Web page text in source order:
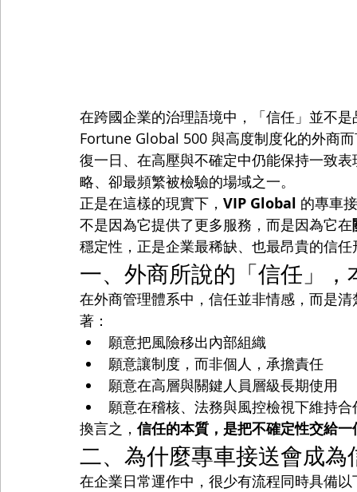
在跨國企業的治理語境中，「信任」並不
Fortune Global 500 與高度制度化的外商
復一日、在高壓與不確定中仍能保持一致
略、卻最頻繁被檢驗的場域之一。
正是在這樣的現實下， VIP Global 的專車
不是因為它提供了更多服務，而是因為它在
穩定性，正是企業最稀缺、也最昂貴的信任
一、外商所說的「信任」
在外商管理體系中，信任並非情感，而是
著：
願意把風險移出內部組織
願意讓制度，而非個人，承擔責任
願意在高層與關鍵人員層級長期使用
願意在稽核、法務與風控檢視下維持合
換言之， 信任的本質，是把不確定性交給
二、為什麼專車接送會成
在企業日常運作中，很少有流程同時具備以